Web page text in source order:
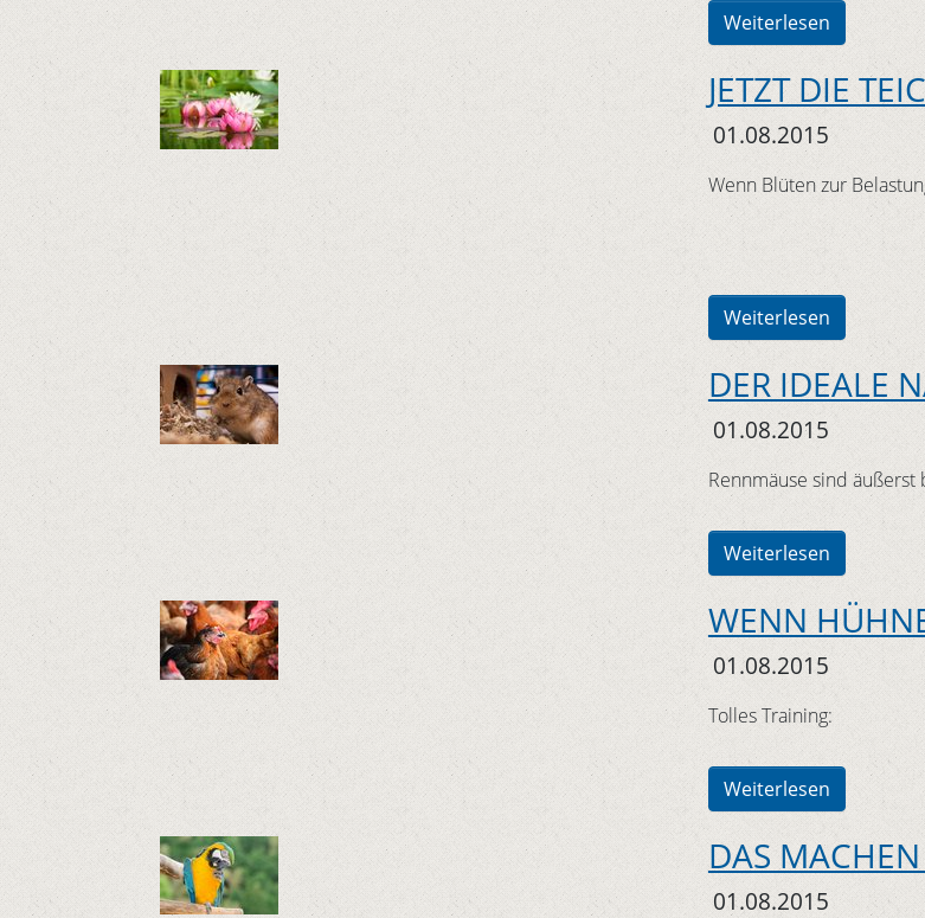
Weiterlesen
JETZT DIE
01.08.2015
Wenn Blüten zur
Weiterlesen
DER IDEALE
01.08.2015
Rennmäuse sind äußerst
Weiterlesen
WENN
01.08.2015
Tolles Training:
Weiterlesen
DAS
01.08.2015